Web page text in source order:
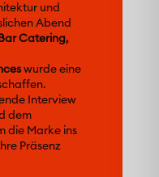
und
Abend
Catering,
wurde eine
Interview
dem
die Marke ins
Präsenz